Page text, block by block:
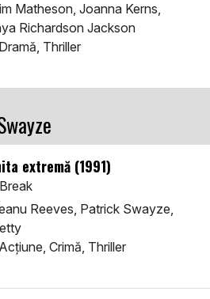
Matheson, Joanna Kerns,
Richardson Jackson
Dramă, Thriller
extremă (1991)
Reeves, Patrick Swayze,
Acţiune, Crimă, Thriller